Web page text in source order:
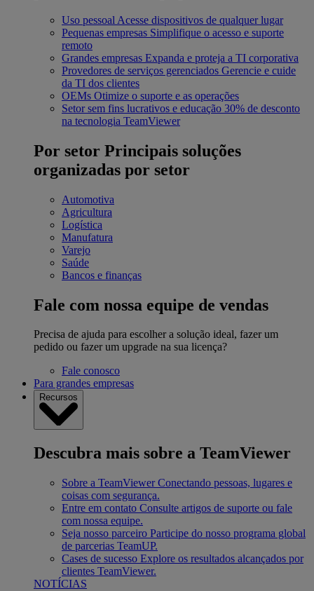
Uso pessoal Acesse dispositivos de qualquer lugar
Pequenas empresas Simplifique o acesso e suporte
remoto
Grandes empresas Expanda e proteja a TI corporativa
Provedores de serviços gerenciados Gerencie e cuide
da TI dos clientes
OEMs Otimize o suporte e as operações
Setor sem fins lucrativos e educação 30% de desconto
na tecnologia TeamViewer
Por setor Principais soluções
organizadas por setor
Automotiva
Agricultura
Logística
Manufatura
Varejo
Saúde
Bancos e finanças
Fale com nossa equipe de vendas
Precisa de ajuda para escolher a solução ideal, fazer um
pedido ou fazer um upgrade na sua licença?
Fale conosco
Para grandes empresas
Recursos
Descubra mais sobre a TeamViewer
Sobre a TeamViewer Conectando pessoas, lugares e
coisas com segurança.
Entre em contato Consulte artigos de suporte ou fale
com nossa equipe.
Seja nosso parceiro Participe do nosso programa global
de parcerias TeamUP.
Cases de sucesso Explore os resultados alcançados por
clientes TeamViewer.
NOTÍCIAS